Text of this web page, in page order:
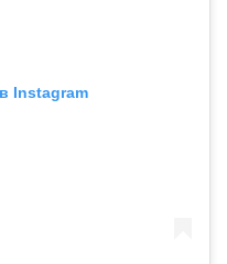
Instagram